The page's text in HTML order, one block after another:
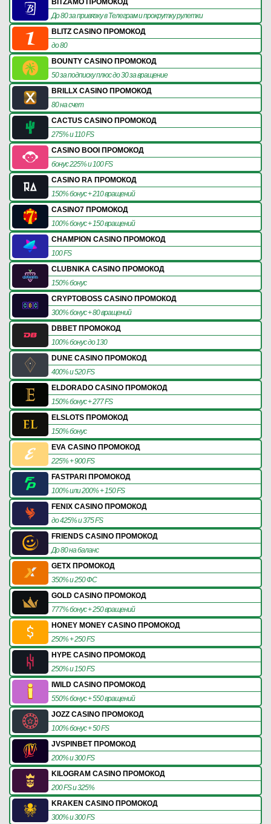
BITZAMO ПРОМОКОД
До 80 за привязку в Телеграм и прокрутку рулетки
BLITZ CASINO ПРОМОКОД
до 80
BOUNTY CASINO ПРОМОКОД
50 за подписку плюс до 30 за вращение
BRILLX CASINO ПРОМОКОД
80 на счет
CACTUS CASINO ПРОМОКОД
275% и 110 FS
CASINO BOOI ПРОМОКОД
бонус 225% и 100 FS
CASINO RA ПРОМОКОД
150% бонус + 210 вращений
CASINO7 ПРОМОКОД
100% бонус + 150 вращений
CHAMPION CASINO ПРОМОКОД
100 FS
CLUBNIKA CASINO ПРОМОКОД
150% бонус
CRYPTOBOSS CASINO ПРОМОКОД
300% бонус + 80 вращений
DBBET ПРОМОКОД
100% бонус до 130
DUNE CASINO ПРОМОКОД
400% и 520 FS
ELDORADO CASINO ПРОМОКОД
150% бонус + 277 FS
ELSLOTS ПРОМОКОД
150% бонус
EVA CASINO ПРОМОКОД
225% + 900 FS
FASTPARI ПРОМОКОД
100% или 200% + 150 FS
FENIX CASINO ПРОМОКОД
до 425% и 375 FS
FRIENDS CASINO ПРОМОКОД
До 80 на баланс
GETX ПРОМОКОД
350% и 250 ФС
GOLD CASINO ПРОМОКОД
777% бонус + 250 вращений
HONEY MONEY CASINO ПРОМОКОД
250% + 250 FS
HYPE CASINO ПРОМОКОД
250% и 150 FS
IWILD CASINO ПРОМОКОД
550% бонус + 550 вращений
JOZZ CASINO ПРОМОКОД
100% бонус + 50 FS
JVSPINBET ПРОМОКОД
200% и 300 FS
KILOGRAM CASINO ПРОМОКОД
200 FS и 325%
KRAKEN CASINO ПРОМОКОД
300% и 300 FS